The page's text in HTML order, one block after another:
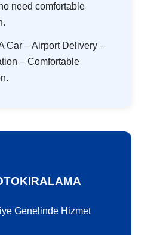
need comfortable
Car – Airport Delivery –
– Comfortable
Genelinde Hizmet